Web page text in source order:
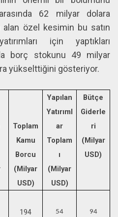
62 milyar dolara
alan özel kesimin bu satın
için yaptıkları
borç stokunu 49 milyar
yükselttiğini gösteriyor.
Toplam
Kamu
Borcu
(Milyar
USD)
Yapılan
Yatırıml
ar
Toplam
ı
(Milyar
USD)
Bütçe
Giderle
ri
(Milyar
USD)
194 54 94